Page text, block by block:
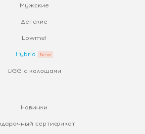
Мужские
Детские
Lowmel
Hybrid
UGG с калошами
Новинки
сертификат